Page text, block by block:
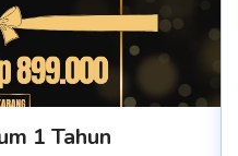
1 Tahun